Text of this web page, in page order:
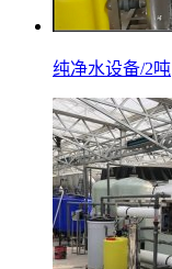
纯净水设备/2吨